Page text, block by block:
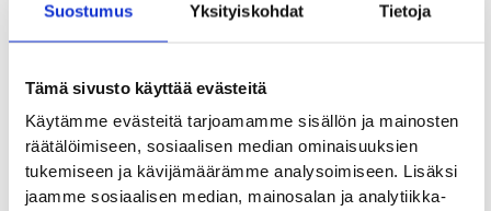
Suostumus Yksityiskohdat Tietoja
Tämä sivusto käyttää evästeitä
Käytämme evästeitä tarjoamamme sisällön ja mainosten
räätälöimiseen, sosiaalisen median ominaisuuksien
tukemiseen ja kävijämäärämme analysoimiseen. Lisäksi
jaamme sosiaalisen median, mainosalan ja analytiikka-
Soita: 050-5925971
Vieraile: https://candytown.fi/